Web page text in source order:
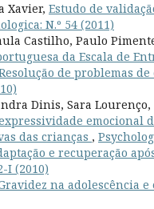
Xavier, Estudo de
N.º 54 (2011)
Castilho, Paulo
da Escala de
de problemas
Dinis, Sara Lourenço,
emocional
das crianças ,
e recuperação
I (2010)
na adolescência